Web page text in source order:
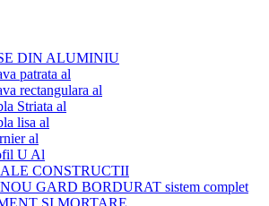
DIN ALUMINIU
patrata al
rectangulara al
Striata al
lisa al
al
U Al
CONSTRUCTII
GARD BORDURAT sistem complet
SI MORTARE